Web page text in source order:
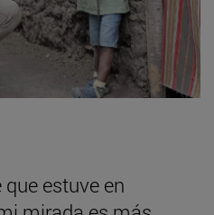
que estuve en